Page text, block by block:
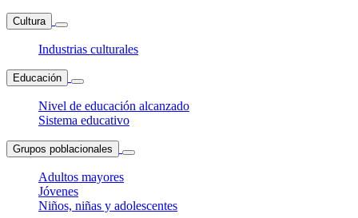
Cultura
Industrias culturales
Educación
Nivel de educación alcanzado
Sistema educativo
Grupos poblacionales
Adultos mayores
Jóvenes
Niños, niñas y adolescentes